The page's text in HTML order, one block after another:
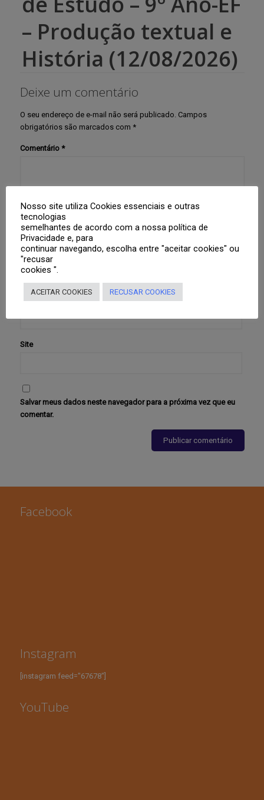
– Produção textual e
História (12/08/2026)
Deixe um comentário
O seu endereço de e-mail não será publicado. Campos
obrigatórios são marcados com *
Comentário *
Nome
E-mail*
Site
Salvar meus dados neste navegador para a próxima vez que eu
comentar.
Facebook
Instagram
[instagram feed="67678"]
YouTube
Nosso site utiliza Cookies essenciais e outras
tecnologias
semelhantes de acordo com a nossa política de
Privacidade e, para
continuar navegando, escolha entre "aceitar cookies" ou
"recusar
cookies ".
ACEITAR COOKIES RECUSAR COOKIES